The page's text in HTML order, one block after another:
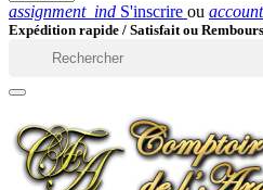
assignment_ind S'inscrire ou
Expédition rapide / Satisfait ou